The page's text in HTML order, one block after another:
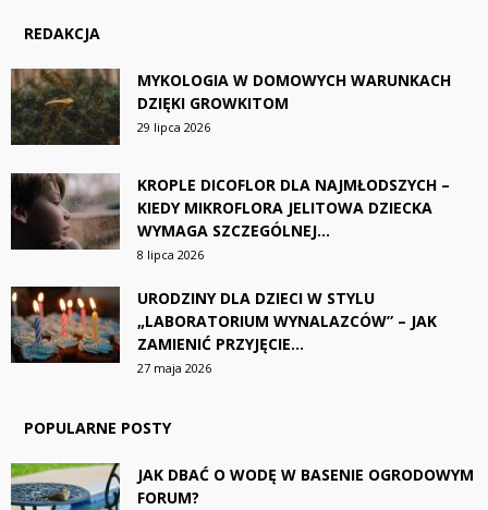
REDAKCJA
MYKOLOGIA W DOMOWYCH WARUNKACH
DZIĘKI GROWKITOM
29 lipca 2026
KROPLE DICOFLOR DLA NAJMŁODSZYCH –
KIEDY MIKROFLORA JELITOWA DZIECKA
WYMAGA SZCZEGÓLNEJ...
8 lipca 2026
URODZINY DLA DZIECI W STYLU
„LABORATORIUM WYNALAZCÓW” – JAK
ZAMIENIĆ PRZYJĘCIE...
27 maja 2026
POPULARNE POSTY
JAK DBAĆ O WODĘ W BASENIE OGRODOWYM
FORUM?